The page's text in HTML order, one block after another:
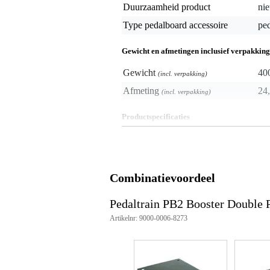
Duurzaamheid product
Type pedalboard accessoire
Gewicht en afmetingen inclusief verpakking
Gewicht (incl. verpakking)
Afmeting (incl. verpakking)
Productspecificaties
afwerking: duurzame
afmetingen: 178 x 140 x 25 mm
Combinatievoordeel
Pedaltrain PB2 Booster Double
Artikelnr: 9000-0006-8273